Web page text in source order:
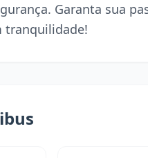
Garanta sua
tranquilidade!